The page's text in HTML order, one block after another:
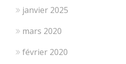
janvier 2025
mars 2020
février 2020